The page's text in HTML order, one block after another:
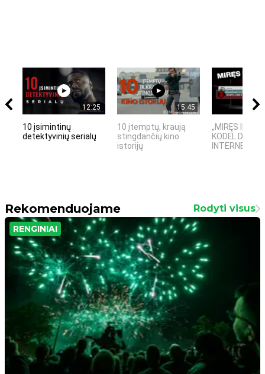
12:25
10 įsimintinų
detektyvinių serialų
15:45
10 įtemptų, kraują
stingdančių kino
istorijų
„MIRĘS
KODĖL
INTERNETO
Rekomenduojame Rodyti visus
RENGINIAI